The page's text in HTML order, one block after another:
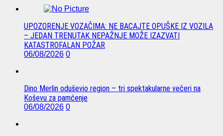
UPOZORENJE VOZAČIMA: NE BACAJTE OPUŠKE IZ VOZILA
– JEDAN TRENUTAK NEPAŽNJE MOŽE IZAZVATI
KATASTROFALAN POŽAR
06/08/2026 0
Dino Merlin oduševio region – tri spektakularne večeri na
Koševu za pamćenje
06/08/2026 0